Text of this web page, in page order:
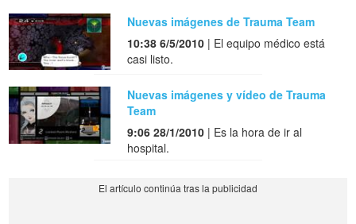
Nuevas imágenes de Trauma Team
10:38 6/5/2010 | El equipo médico está
casi listo.
Nuevas imágenes y vídeo de Trauma
Team
9:06 28/1/2010 | Es la hora de ir al
hospital.